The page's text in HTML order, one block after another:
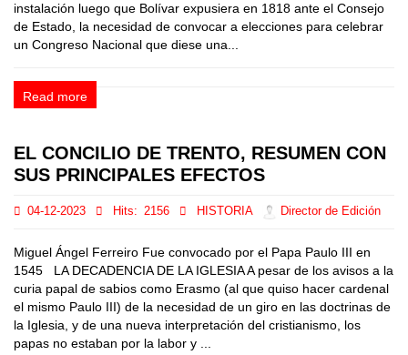
instalación luego que Bolívar expusiera en 1818 ante el Consejo
de Estado, la necesidad de convocar a elecciones para celebrar
un Congreso Nacional que diese una...
Read more
EL CONCILIO DE TRENTO, RESUMEN CON
SUS PRINCIPALES EFECTOS
04-12-2023 Hits: 2156 HISTORIA Director de Edición
Miguel Ángel Ferreiro Fue convocado por el Papa Paulo III en
1545 LA DECADENCIA DE LA IGLESIA A pesar de los avisos a la
curia papal de sabios como Erasmo (al que quiso hacer cardenal
el mismo Paulo III) de la necesidad de un giro en las doctrinas de
la Iglesia, y de una nueva interpretación del cristianismo, los
papas no estaban por la labor y ...